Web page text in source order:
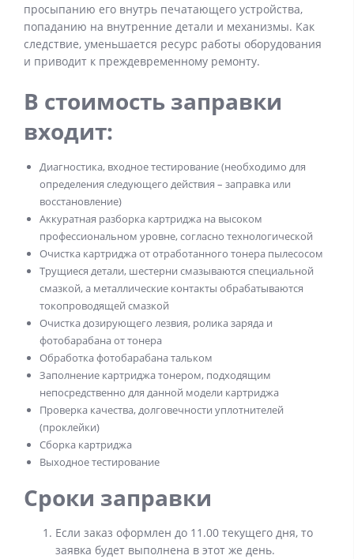
просыпанию его внутрь печатающего устройства,
попаданию на внутренние детали и механизмы. Как
следствие, уменьшается ресурс работы оборудования
и приводит к преждевременному ремонту.
В стоимость заправки
входит:
Диагностика, входное тестирование (необходимо для
определения следующего действия – заправка или
восстановление)
Аккуратная разборка картриджа на высоком
профессиональном уровне, согласно технологической
Очистка картриджа от отработанного тонера пылесосом
Трущиеся детали, шестерни смазываются специальной
смазкой, а металлические контакты обрабатываются
токопроводящей смазкой
Очистка дозирующего лезвия, ролика заряда и
фотобарабана от тонера
Обработка фотобарабана тальком
Заполнение картриджа тонером, подходящим
непосредственно для данной модели картриджа
Проверка качества, долговечности уплотнителей
(проклейки)
Сборка картриджа
Выходное тестирование
Сроки заправки
Если заказ оформлен до 11.00 текущего дня, то
заявка будет выполнена в этот же день.